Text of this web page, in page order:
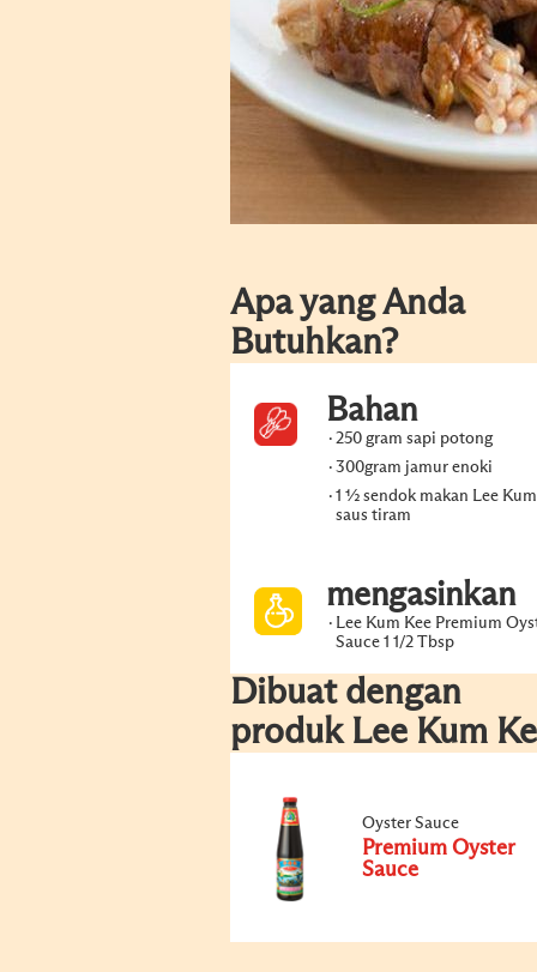
Apa yang Anda
Butuhkan?
Bahan
250 gram sapi potong
300gram jamur enoki
1 ½ sendok makan Lee
saus tiram
mengasinkan
Lee Kum Kee Premium
Sauce 1 1/2 Tbsp
Dibuat dengan
produk Lee Kum
Oyster Sauce
Premium Oyster
Sauce